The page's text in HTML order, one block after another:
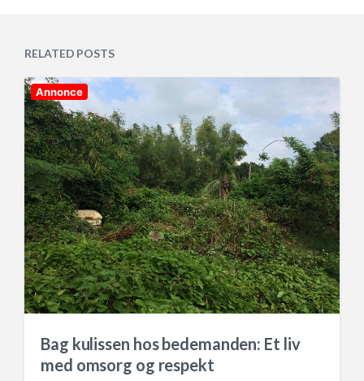
td
i
n
RELATED POSTS
Annonce
Bag kulissen hos bedemanden: Et liv
med omsorg og respekt